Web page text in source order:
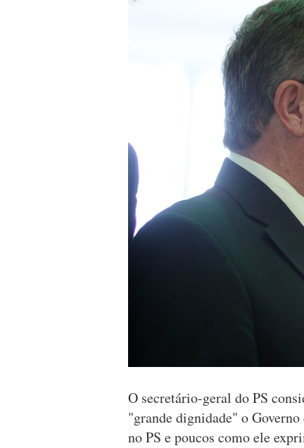
O secretário-geral do PS
"grande dignidade" o
no PS e poucos como ele